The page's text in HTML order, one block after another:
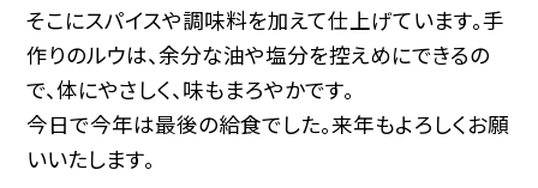
そこにスパイスや調味料を加えて仕上げています。手
作りのルウは、余分な油や塩分を控えめにできるの
で、体にやさしく、味もまろやかです。
今日で今年は最後の給食でした。来年もよろしくお願
いいたします。